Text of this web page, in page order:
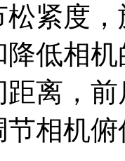
紧度
低相
离，
节相机